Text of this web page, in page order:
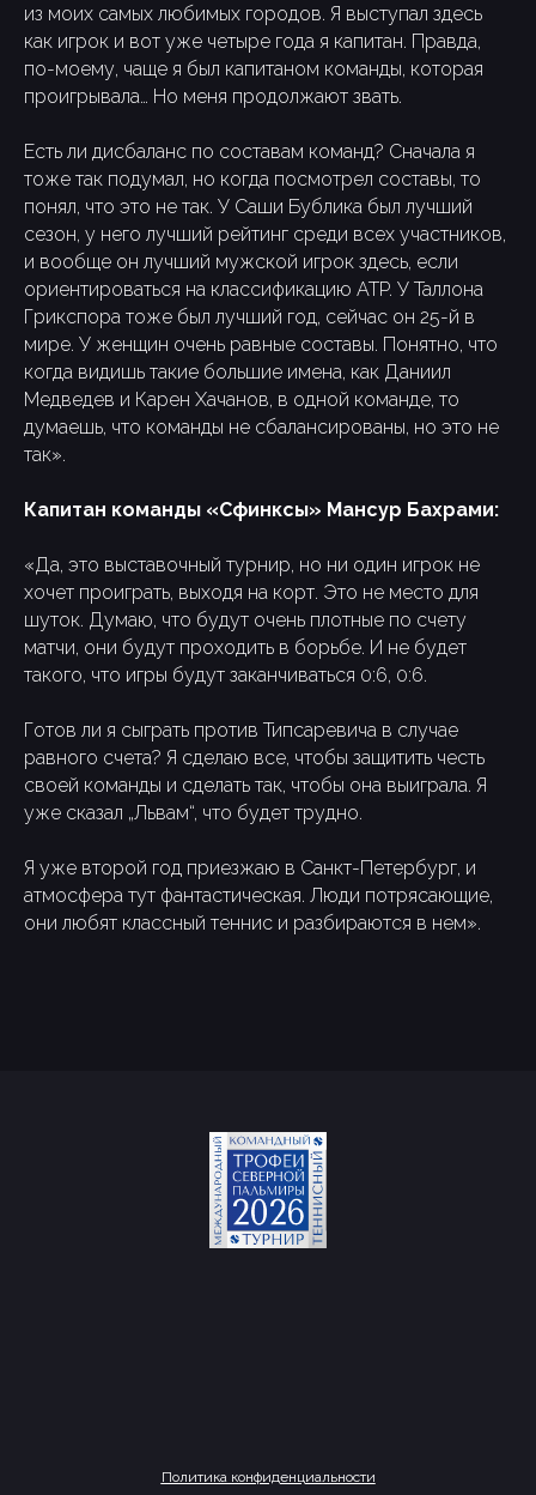
из моих самых любимых городов. Я выступал здесь
как игрок и вот уже четыре года я капитан. Правда,
по-моему, чаще я был капитаном команды, которая
проигрывала… Но меня продолжают звать.
Есть ли дисбаланс по составам команд? Сначала я
тоже так подумал, но когда посмотрел составы, то
понял, что это не так. У Саши Бублика был лучший
сезон, у него лучший рейтинг среди всех участников,
и вообще он лучший мужской игрок здесь, если
ориентироваться на классификацию ATP. У Таллона
Грикспора тоже был лучший год, сейчас он 25-й в
мире. У женщин очень равные составы. Понятно, что
когда видишь такие большие имена, как Даниил
Медведев и Карен Хачанов, в одной команде, то
думаешь, что команды не сбалансированы, но это не
так».
Капитан команды «Сфинксы» Мансур Бахрами:
«Да, это выставочный турнир, но ни один игрок не
хочет проиграть, выходя на корт. Это не место для
шуток. Думаю, что будут очень плотные по счету
матчи, они будут проходить в борьбе. И не будет
такого, что игры будут заканчиваться 0:6, 0:6.
Готов ли я сыграть против Типсаревича в случае
равного счета? Я сделаю все, чтобы защитить честь
своей команды и сделать так, чтобы она выиграла. Я
уже сказал „Львам“, что будет трудно.
Я уже второй год приезжаю в Санкт-Петербург, и
атмосфера тут фантастическая. Люди потрясающие,
они любят классный теннис и разбираются в нем».
Политика конфиденциальности